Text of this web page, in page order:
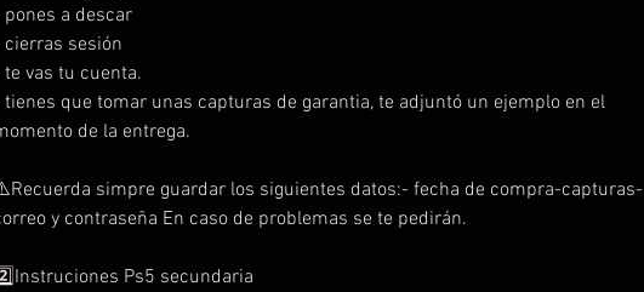
pones a descar
cierras sesión
te vas tu cuenta.
tienes que tomar unas capturas de garantia, te adjuntó un ejemplo en el
de la entrega.
simpre guardar los siguientes datos:- fecha de compra-capturas-
y contraseña En caso de problemas se te pedirán.
Ps5 secundaria